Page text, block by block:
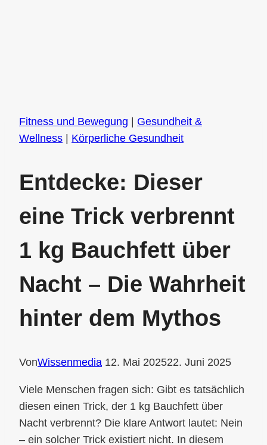
Fitness und Bewegung
Gesundheit &
Wellness
Körperliche Gesundheit
Entdecke: Dieser
eine Trick verbrennt
1 kg Bauchfett über
Nacht – Die Wahrheit
hinter dem Mythos
VonWissenmedia 12. Mai 202522. Juni 2025
Viele Menschen fragen sich: Gibt es tatsächlich
diesen einen Trick, der 1 kg Bauchfett über
Nacht verbrennt? Die klare Antwort lautet: Nein
– ein solcher Trick existiert nicht. In diesem